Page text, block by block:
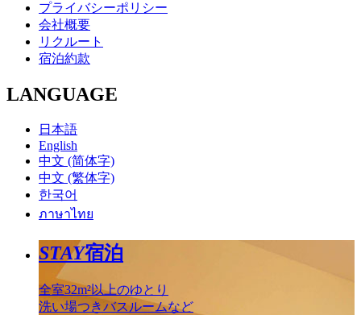
プライバシーポリシー
会社概要
リクルート
宿泊約款
LANGUAGE
日本語
English
中文 (简体字)
中文 (繁体字)
한국어
ภาษาไทย
STAY宿泊
全室32m²以上のゆとり
洗い場つきバスルームなど